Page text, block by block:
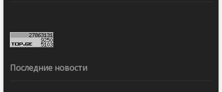
Последние новости